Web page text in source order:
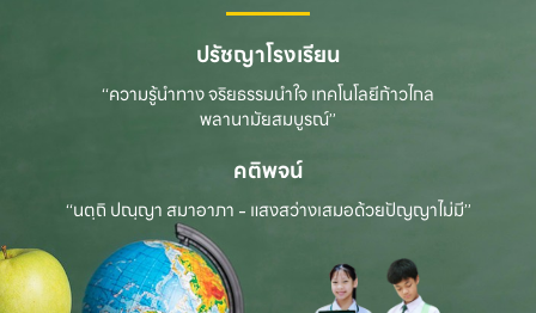
ปรัชญาโรงเรียน
“ความรู้นำทาง จริยธรรมนำใจ เทคโนโลยีก้าวไกล
พลานามัยสมบูรณ์”
คติพจน์
“นตฺถิ ปณฺญา สมาอาภา - แสงสว่างเสมอด้วยปัญญาไม่มี”